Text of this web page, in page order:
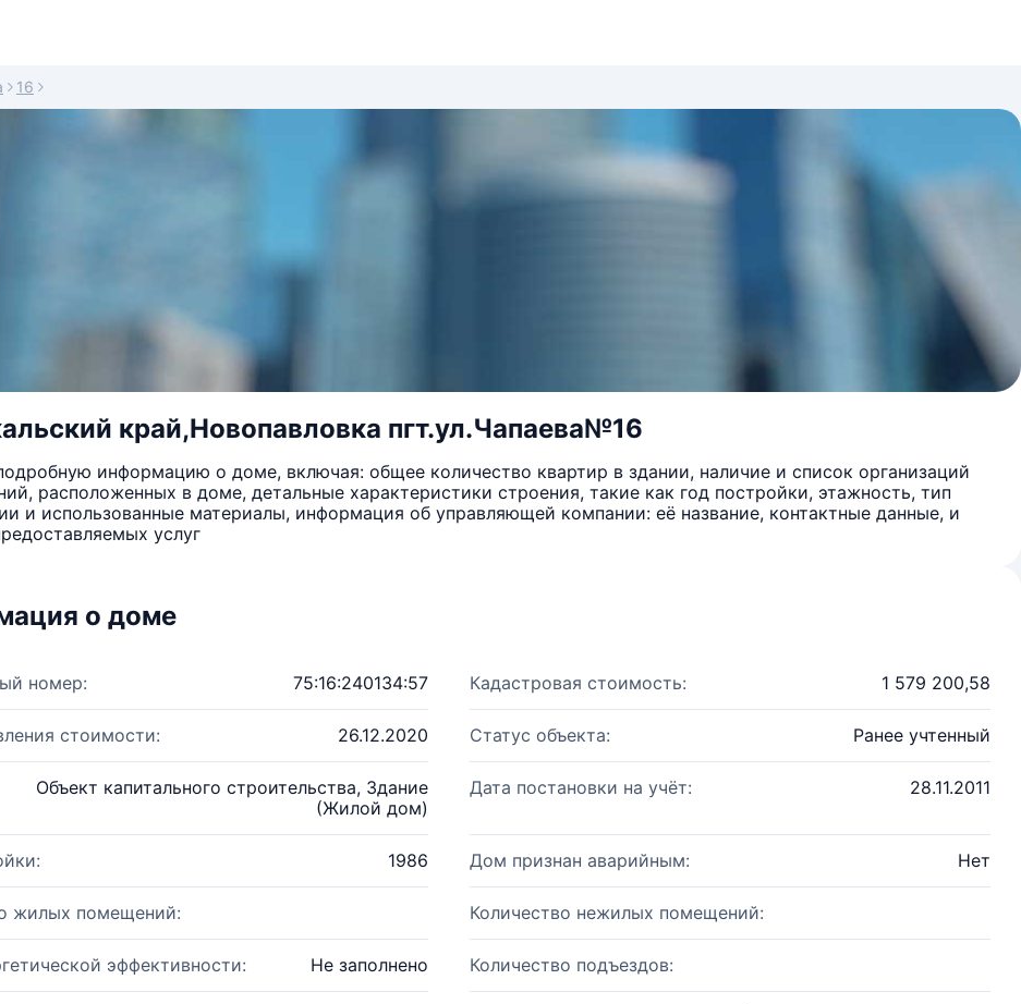
16
край,Новопавловка пгт.ул.Чапаева№16
информацию о доме, включая: общее количество квартир в здании, наличие и список организаций
расположенных в доме, детальные характеристики строения, такие как год постройки, этажность, тип
и использованные материалы, информация об управляющей компании: её название, контактные данные, и
услуг
о доме
номер: 75:16:240134:57 Кадастровая стоимость: 1 579 200,58
стоимости: 26.12.2020 Статус объекта: Ранее учтенный
Объект капитального строительства, Здание
(Жилой дом)
Дата постановки на учёт: 28.11.2011
1986 Дом признан аварийным: Нет
жилых помещений: Количество нежилых помещений:
эффективности: Не заполнено Количество подъездов: